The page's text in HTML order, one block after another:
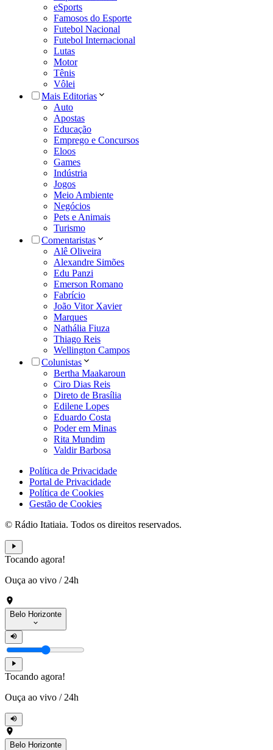
eSports
Famosos do Esporte
Futebol Nacional
Futebol Internacional
Lutas
Motor
Tênis
Vôlei
Mais Editorias
Auto
Apostas
Educação
Emprego e Concursos
Eloos
Games
Indústria
Jogos
Meio Ambiente
Negócios
Pets e Animais
Turismo
Comentaristas
Alê Oliveira
Alexandre Simões
Edu Panzi
Emerson Romano
Fabrício
João Vitor Xavier
Marques
Nathália Fiuza
Thiago Reis
Wellington Campos
Colunistas
Bertha Maakaroun
Ciro Dias Reis
Direto de Brasília
Edilene Lopes
Eduardo Costa
Poder em Minas
Rita Mundim
Valdir Barbosa
Política de Privacidade
Portal de Privacidade
Política de Cookies
Gestão de Cookies
© Rádio Itatiaia. Todos os direitos reservados.
Tocando agora!
Ouça ao vivo / 24h
Belo Horizonte
Tocando agora!
Ouça ao vivo / 24h
Belo Horizonte